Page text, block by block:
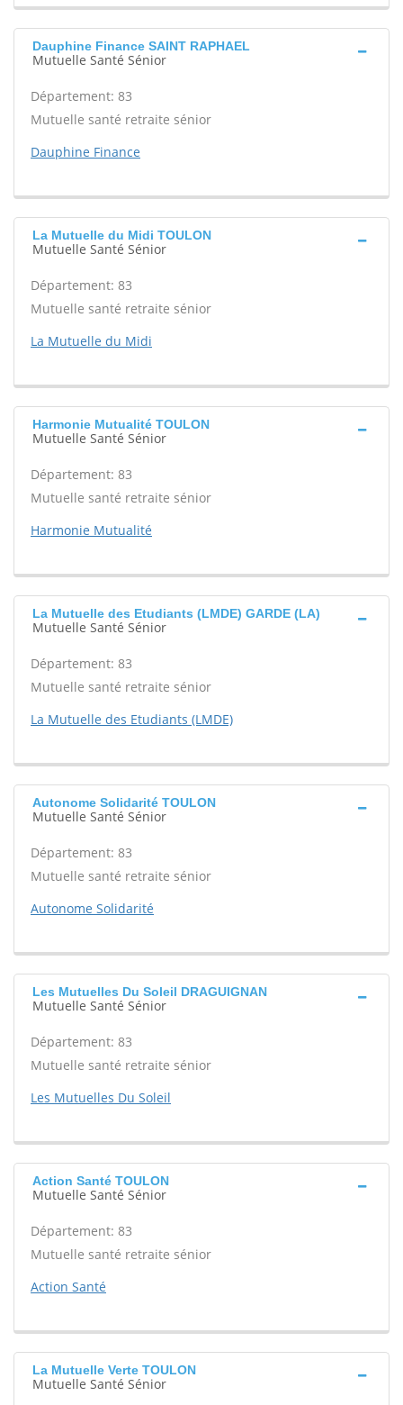
Dauphine Finance SAINT RAPHAEL
Mutuelle Santé Sénior
Département: 83
Mutuelle santé retraite sénior
Dauphine Finance
La Mutuelle du Midi TOULON
Mutuelle Santé Sénior
Département: 83
Mutuelle santé retraite sénior
La Mutuelle du Midi
Harmonie Mutualité TOULON
Mutuelle Santé Sénior
Département: 83
Mutuelle santé retraite sénior
Harmonie Mutualité
La Mutuelle des Etudiants (LMDE) GARDE (LA)
Mutuelle Santé Sénior
Département: 83
Mutuelle santé retraite sénior
La Mutuelle des Etudiants (LMDE)
Autonome Solidarité TOULON
Mutuelle Santé Sénior
Département: 83
Mutuelle santé retraite sénior
Autonome Solidarité
Les Mutuelles Du Soleil DRAGUIGNAN
Mutuelle Santé Sénior
Département: 83
Mutuelle santé retraite sénior
Les Mutuelles Du Soleil
Action Santé TOULON
Mutuelle Santé Sénior
Département: 83
Mutuelle santé retraite sénior
Action Santé
La Mutuelle Verte TOULON
Mutuelle Santé Sénior